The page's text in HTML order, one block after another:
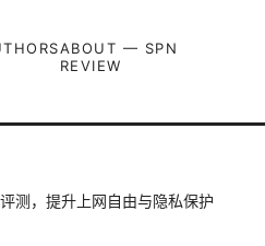
ABOUT — SPN
REVIEW
测，提升上网自由与隐私保护